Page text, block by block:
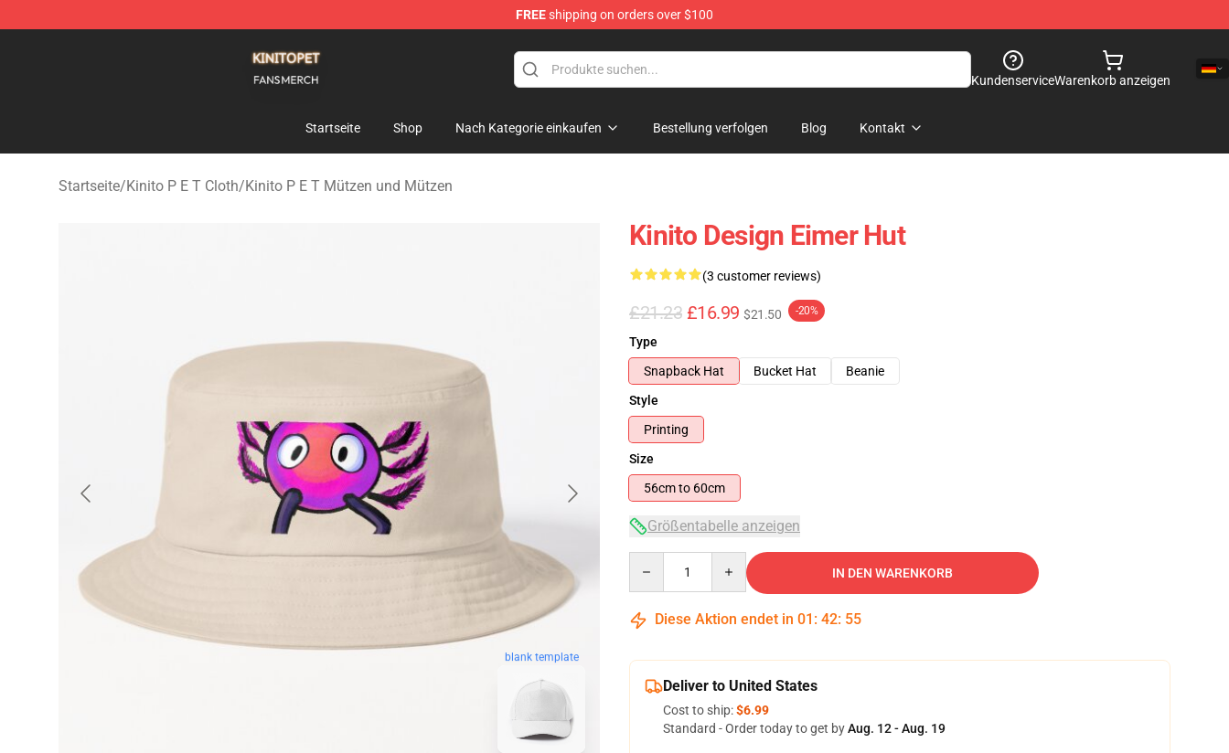
FREEshipping on orders over $100
KundenserviceWarenkorb anzeigen
Startseite Shop Nach Kategorie einkaufen Bestellung verfolgen Blog Kontakt
Startseite/Kinito P E T Cloth/Kinito P E T Mützen und Mützen
blank template
Kinito Design Eimer Hut
(3 customer reviews)
£21.23 £16.99 $21.50 -20%
Type
Snapback Hat
Bucket Hat
Beanie
Style
Printing
Size
56cm to 60cm
Größentabelle anzeigen
IN DEN WARENKORB
Diese Aktion endet in 01 : 42: 54
Deliver to United States
Cost to ship:$6.99
Standard - Order today to get byAug. 12 - Aug. 19